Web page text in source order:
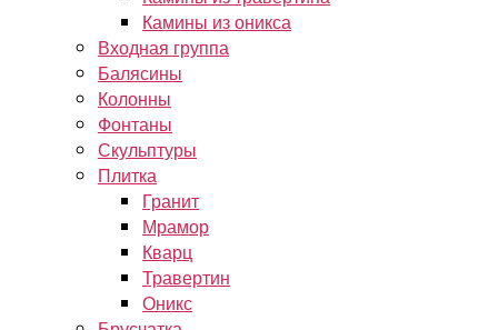
Камины из оникса
Входная группа
Балясины
Колонны
Фонтаны
Скульптуры
Плитка
Гранит
Мрамор
Кварц
Травертин
Оникс